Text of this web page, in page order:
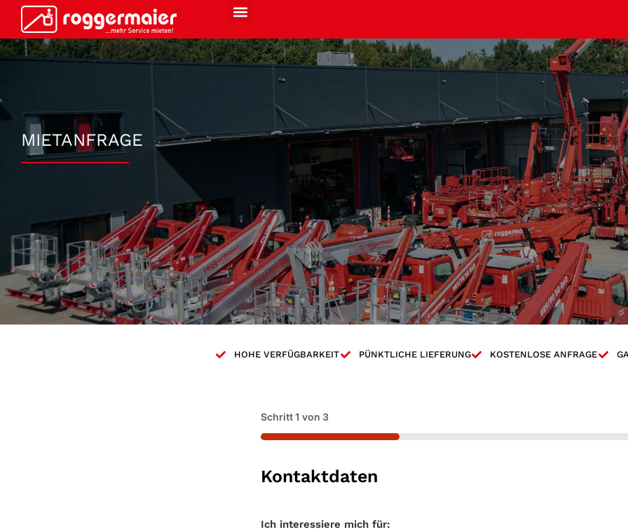
MIETANFRAGE
HOHE VERFÜGBARKEIT PÜNKTLICHE LIEFERUNG KOSTENLOSE ANFRAGE
Schritt1 von 3
33%
Kontaktdaten
Maschinentyp *
Ich interessiere mich für: